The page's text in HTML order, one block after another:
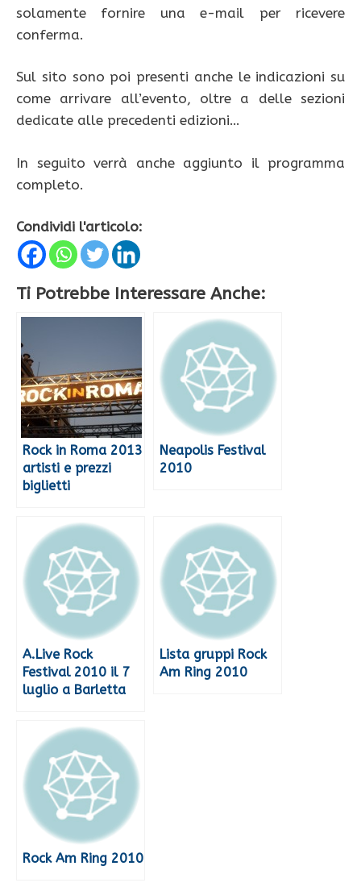
solamente fornire una e-mail per ricevere
conferma.
Sul sito sono poi presenti anche le indicazioni su
come arrivare all’evento, oltre a delle sezioni
dedicate alle precedenti edizioni…
In seguito verrà anche aggiunto il programma
completo.
Condividi l'articolo:
Ti Potrebbe Interessare Anche:
Rock in Roma 2013
artisti e prezzi
biglietti
Neapolis Festival
2010
A.Live Rock
Festival 2010 il 7
luglio a Barletta
Lista gruppi Rock
Am Ring 2010
Rock Am Ring 2010